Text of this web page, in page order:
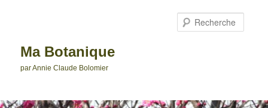
Ma Botanique
par Annie Claude Bolomier